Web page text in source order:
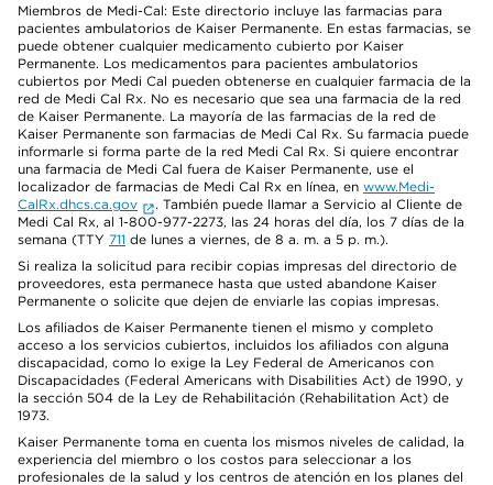
Miembros de Medi-Cal: Este directorio incluye las farmacias para
pacientes ambulatorios de Kaiser Permanente. En estas farmacias, se
puede obtener cualquier medicamento cubierto por Kaiser
Permanente. Los medicamentos para pacientes ambulatorios
cubiertos por Medi Cal pueden obtenerse en cualquier farmacia de la
red de Medi Cal Rx. No es necesario que sea una farmacia de la red
de Kaiser Permanente. La mayoría de las farmacias de la red de
Kaiser Permanente son farmacias de Medi Cal Rx. Su farmacia puede
informarle si forma parte de la red Medi Cal Rx. Si quiere encontrar
una farmacia de Medi Cal fuera de Kaiser Permanente, use el
localizador de farmacias de Medi Cal Rx en línea, en www.Medi-
CalRx.dhcs.ca.gov
. También puede llamar a Servicio al Cliente de
Medi Cal Rx, al 1-800-977-2273, las 24 horas del día, los 7 días de la
semana (TTY 711 de lunes a viernes, de 8 a. m. a 5 p. m.).
Si realiza la solicitud para recibir copias impresas del directorio de
proveedores, esta permanece hasta que usted abandone Kaiser
Permanente o solicite que dejen de enviarle las copias impresas.
Los afiliados de Kaiser Permanente tienen el mismo y completo
acceso a los servicios cubiertos, incluidos los afiliados con alguna
discapacidad, como lo exige la Ley Federal de Americanos con
Discapacidades (Federal Americans with Disabilities Act) de 1990, y
la sección 504 de la Ley de Rehabilitación (Rehabilitation Act) de
1973.
Kaiser Permanente toma en cuenta los mismos niveles de calidad, la
experiencia del miembro o los costos para seleccionar a los
profesionales de la salud y los centros de atención en los planes del